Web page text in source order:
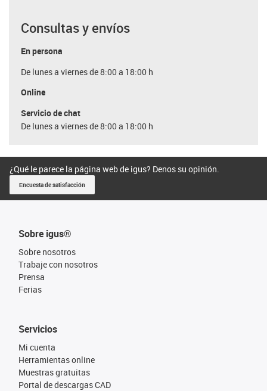
Consultas y envíos
En persona
De lunes a viernes de 8:00 a 18:00 h
Online
Servicio de chat
De lunes a viernes de 8:00 a 18:00 h
¿Qué le parece la página web de igus? Denos su opinión.
Encuesta de satisfacción
Sobre igus®
Sobre nosotros
Trabaje con nosotros
Prensa
Ferias
Servicios
Mi cuenta
Herramientas online
Muestras gratuitas
Portal de descargas CAD